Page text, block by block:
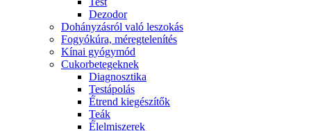
Dezodor
Dohányzásról való leszokás
Fogyókúra, méregtelenítés
Kínai gyógymód
Cukorbetegeknek
Diagnosztika
Testápolás
É́trend kiegészítők
Teák
É́lelmiszerek